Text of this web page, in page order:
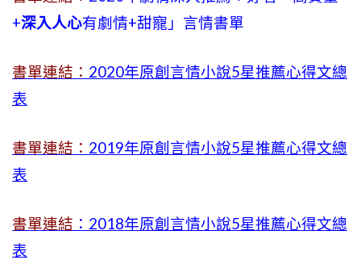
+深入人心有劇情+甜寵」言情書單
書單連結： 2020年原創言情小說5星推薦心得文總
表
書單連結： 2019年原創言情小說5星推薦心得文總
表
書單連結 ：2018年原創言情小說5星推薦心得文總
表